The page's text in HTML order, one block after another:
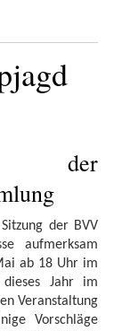
der
der BVV
aufmerksam
ab 18 Uhr im
Jahr im
Veranstaltung
Vorschläge